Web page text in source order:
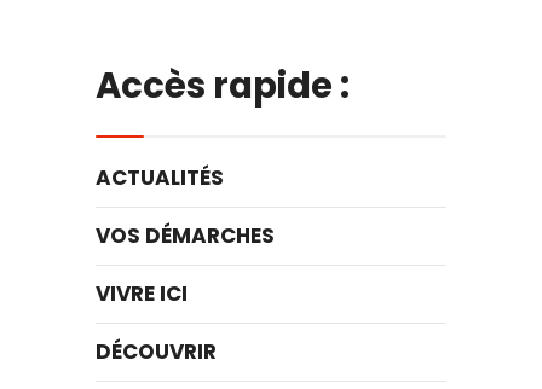
Accès rapide :
ACTUALITÉS
VOS DÉMARCHES
VIVRE ICI
DÉCOUVRIR